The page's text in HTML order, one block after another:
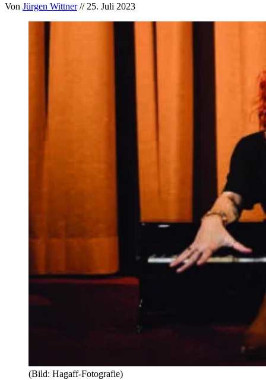
Von Jürgen Wittner// 25. Juli 2023
(Bild: Hagaff-Fotografie)